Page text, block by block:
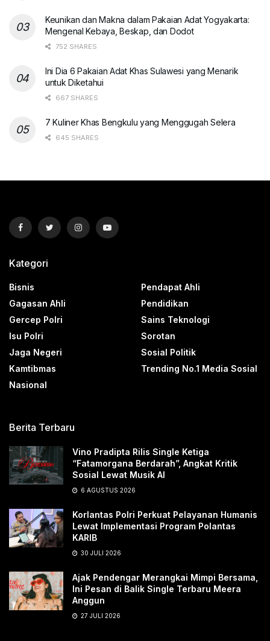
Keunikan dan Makna dalam Pakaian Adat Yogyakarta:
Mengenal Kebaya, Beskap, dan Dodot
752 SHARES
Ini Dia 6 Pakaian Adat Khas Sulawesi yang Menarik
untuk Diketahui
667 SHARES
7 Kuliner Khas Bengkulu yang Menggugah Selera
645 SHARES
Kategori
Bisnis
Gagasan Ahli
Gercep Polri
Isu Polri
Jaga Negeri
Kamtibmas
Nasional
Pendapat Ahli
Pendidikan
Sains Teknologi
Sorotan
Sosial Politik
Trending No.1 Media Sosial
Berita Terbaru
Vino Pradipta Rilis Single Ketiga
“Fatamorgana Berdarah”, Angkat Kritik
Sosial Lewat Musik AI
6 AGUSTUS 2026
Korlantas Polri Perkuat Pelayanan Humanis
Lewat Implementasi Program Polantas
KARIB
30 JULI 2026
Ajak Pendengar Merangkai Mimpi Bersama,
Ini Pesan di Balik Single Terbaru Meera
Anggun
27 JULI 2026